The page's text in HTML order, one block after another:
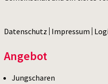
Datenschutz Impressum
Angebot
Jungscharen